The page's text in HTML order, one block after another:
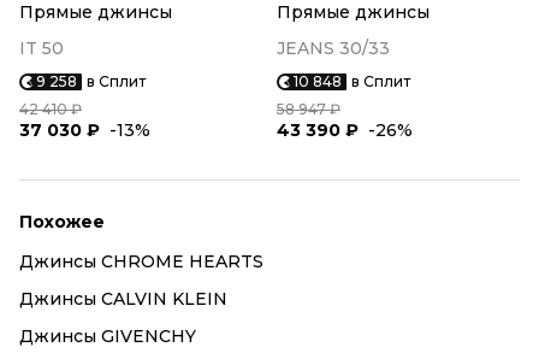
Прямые джинсы
IT 50
9 258 в Сплит
42 410 ₽
37 030 ₽ -13%
Прямые джинсы
JEANS 30/33
10 848 в Сплит
58 947 ₽
43 390 ₽ -26%
Похожее
Джинсы CHROME HEARTS
Джинсы CALVIN KLEIN
Джинсы GIVENCHY